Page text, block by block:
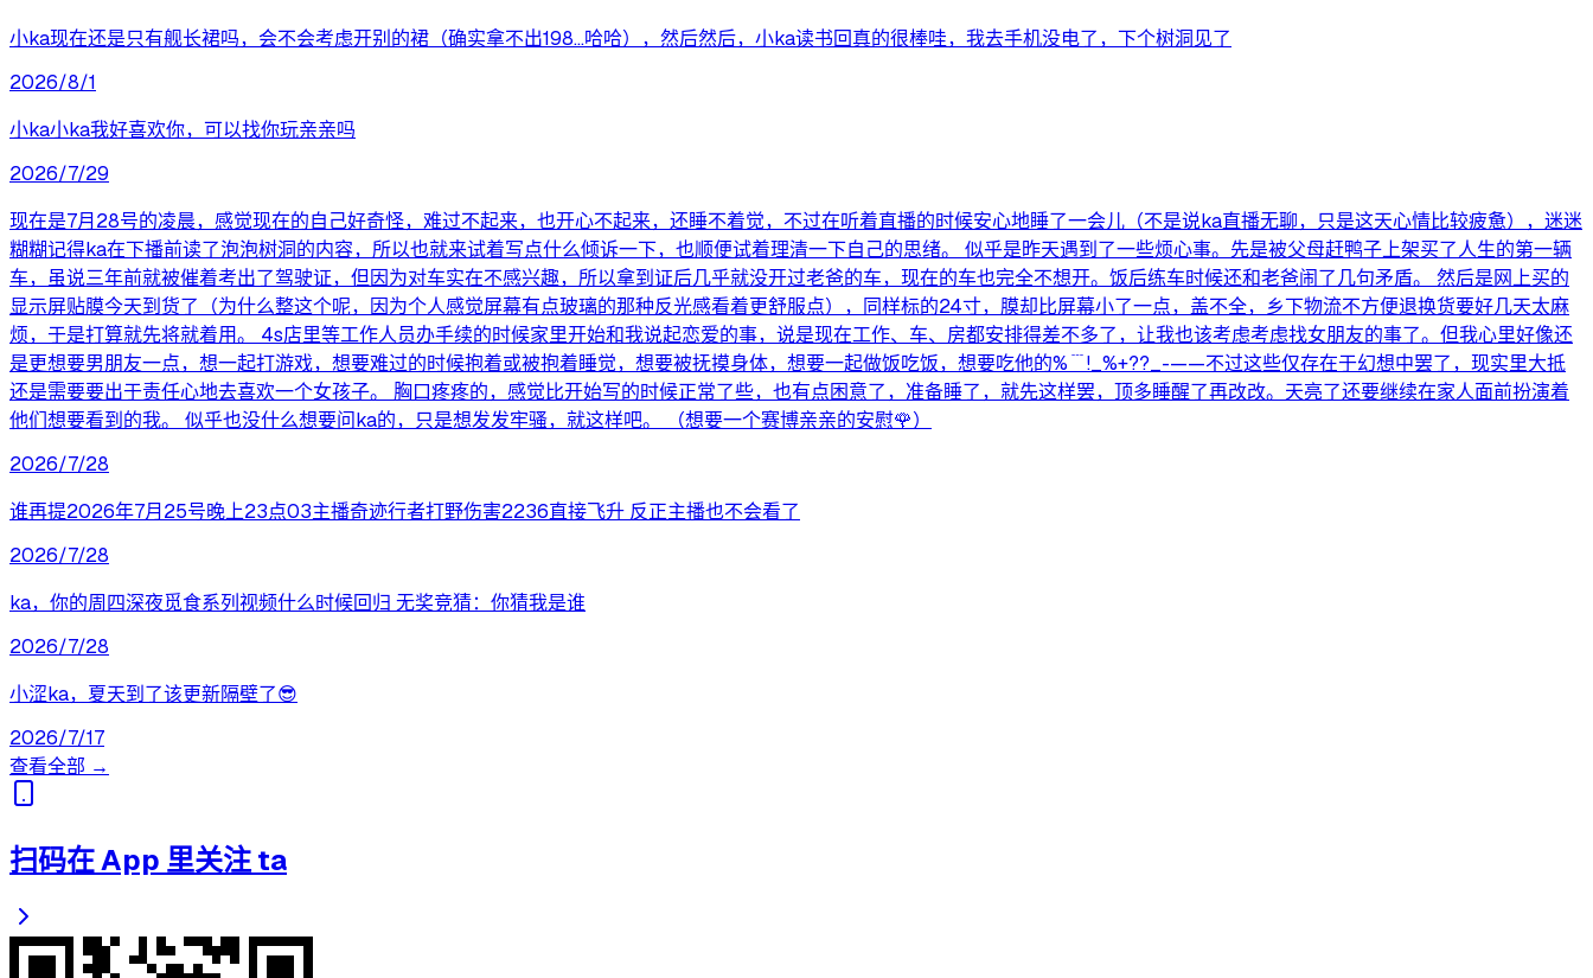
小ka现在还是只有舰长裙吗，会不会考虑开别的裙（确实拿不出198…哈哈），然后然后，小ka读书回真的很棒哇，我去手机没电了，下个树洞见了
2026/8/1
小ka小ka我好喜欢你，可以找你玩亲亲吗
2026/7/29
现在是7月28号的凌晨，感觉现在的自己好奇怪，难过不起来，也开心不起来，还睡不着觉，不过在听着直播的时候安心地睡了一会儿（不是说ka直播无聊，只是这天心情比较疲惫），迷迷
糊糊记得ka在下播前读了泡泡树洞的内容，所以也就来试着写点什么倾诉一下，也顺便试着理清一下自己的思绪。 似乎是昨天遇到了一些烦心事。先是被父母赶鸭子上架买了人生的第一辆
车，虽说三年前就被催着考出了驾驶证，但因为对车实在不感兴趣，所以拿到证后几乎就没开过老爸的车，现在的车也完全不想开。饭后练车时候还和老爸闹了几句矛盾。 然后是网上买的
显示屏贴膜今天到货了（为什么整这个呢，因为个人感觉屏幕有点玻璃的那种反光感看着更舒服点），同样标的24寸，膜却比屏幕小了一点，盖不全，乡下物流不方便退换货要好几天太麻
烦，于是打算就先将就着用。 4s店里等工作人员办手续的时候家里开始和我说起恋爱的事，说是现在工作、车、房都安排得差不多了，让我也该考虑考虑找女朋友的事了。但我心里好像还
是更想要男朋友一点，想一起打游戏，想要难过的时候抱着或被抱着睡觉，想要被抚摸身体，想要一起做饭吃饭，想要吃他的%﹉!_%+??_-——不过这些仅存在于幻想中罢了，现实里大抵
还是需要要出于责任心地去喜欢一个女孩子。 胸口疼疼的，感觉比开始写的时候正常了些，也有点困意了，准备睡了，就先这样罢，顶多睡醒了再改改。天亮了还要继续在家人面前扮演着
他们想要看到的我。 似乎也没什么想要问ka的，只是想发发牢骚，就这样吧。 （想要一个赛博亲亲的安慰🌹）
2026/7/28
谁再提2026年7月25号晚上23点03主播奇迹行者打野伤害2236直接飞升 反正主播也不会看了
2026/7/28
ka，你的周四深夜觅食系列视频什么时候回归 无奖竞猜：你猜我是谁
2026/7/28
小涩ka，夏天到了该更新隔壁了😎
2026/7/17
查看全部 →
扫码在 App 里关注 ta